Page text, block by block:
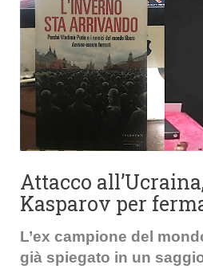
Attacco
Kasparov per
L’ex campione del
già spiegato in un